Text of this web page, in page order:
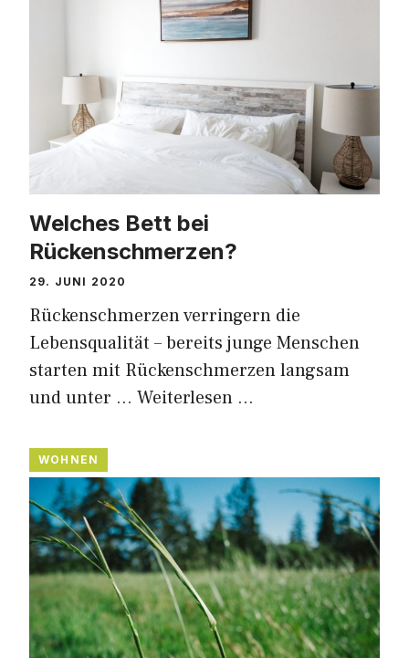
Welches Bett bei
Rückenschmerzen?
29. JUNI 2020
Rückenschmerzen verringern die
Lebensqualität – bereits junge Menschen
starten mit Rückenschmerzen langsam
und unter … Weiterlesen …
WOHNEN